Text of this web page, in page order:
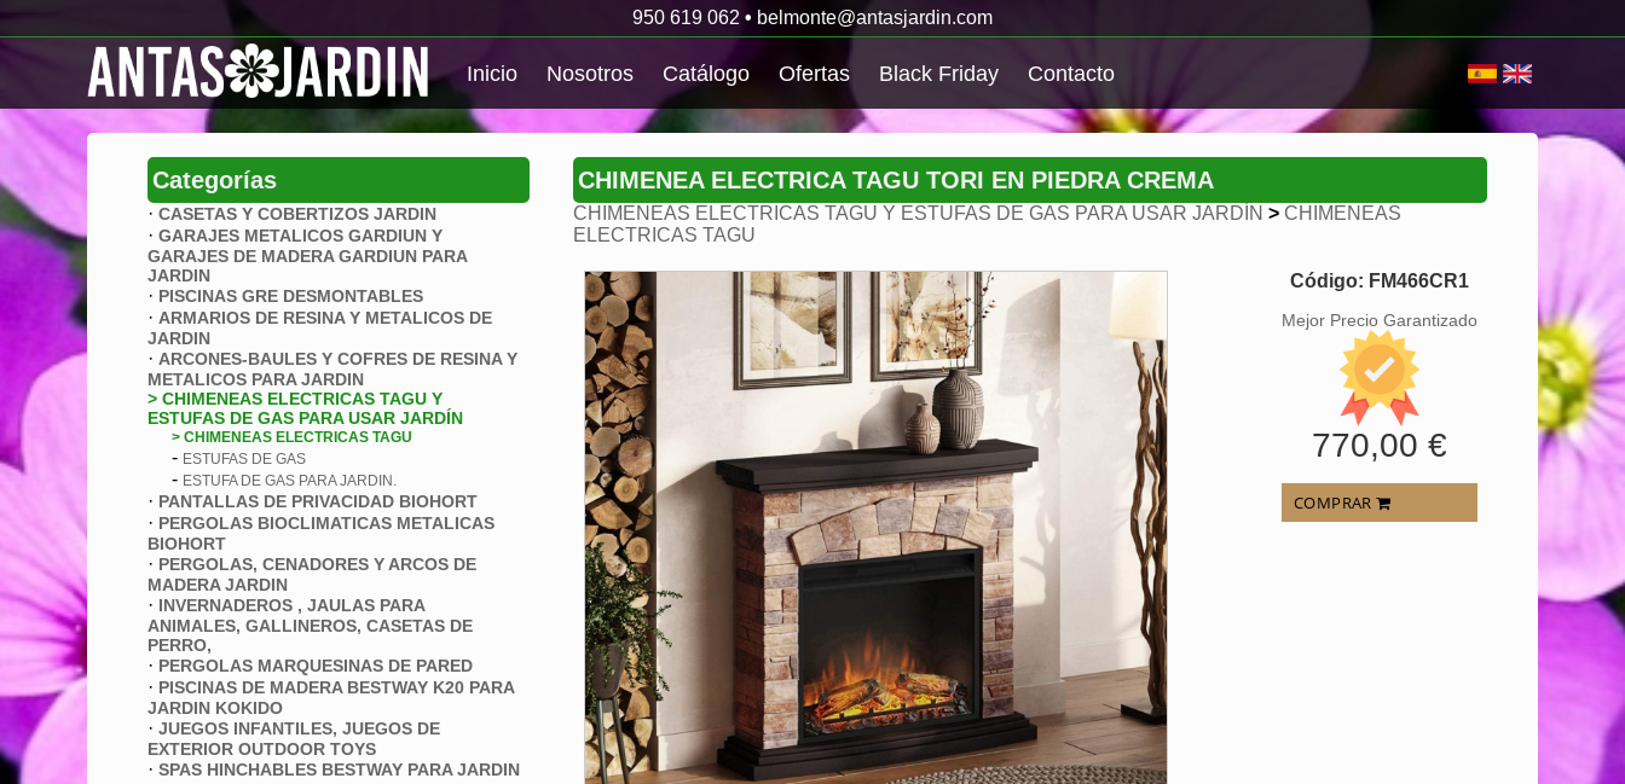
950 619 062 • belmonte@antasjardin.com
Inicio Nosotros Catálogo Ofertas Black Friday Contacto
Categorías
· CASETAS Y COBERTIZOS JARDIN
· GARAJES METALICOS GARDIUN Y
GARAJES DE MADERA GARDIUN PARA
JARDIN
· PISCINAS GRE DESMONTABLES
· ARMARIOS DE RESINA Y METALICOS DE
JARDIN
· ARCONES-BAULES Y COFRES DE RESINA Y
METALICOS PARA JARDIN
> CHIMENEAS ELECTRICAS TAGU Y
ESTUFAS DE GAS PARA USAR JARDÍN
> CHIMENEAS ELECTRICAS TAGU
- ESTUFAS DE GAS
- ESTUFA DE GAS PARA JARDIN.
· PANTALLAS DE PRIVACIDAD BIOHORT
· PERGOLAS BIOCLIMATICAS METALICAS
BIOHORT
· PERGOLAS, CENADORES Y ARCOS DE
MADERA JARDIN
· INVERNADEROS , JAULAS PARA
ANIMALES, GALLINEROS, CASETAS DE
PERRO,
· PERGOLAS MARQUESINAS DE PARED
· PISCINAS DE MADERA BESTWAY K20 PARA
JARDIN KOKIDO
· JUEGOS INFANTILES, JUEGOS DE
EXTERIOR OUTDOOR TOYS
· SPAS HINCHABLES BESTWAY PARA JARDIN
CHIMENEA ELECTRICA TAGU TORI EN PIEDRA CREMA
CHIMENEAS ELECTRICAS TAGU Y ESTUFAS DE GAS PARA USAR JARDÍN > CHIMENEAS
ELECTRICAS TAGU
Código: FM466CR1
Mejor Precio Garantizado
770,00 €
COMPRAR